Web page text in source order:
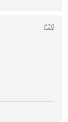
#10